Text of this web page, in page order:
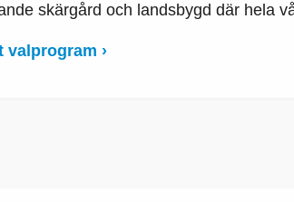
skärgård och landsbygd där hela
valprogram ›